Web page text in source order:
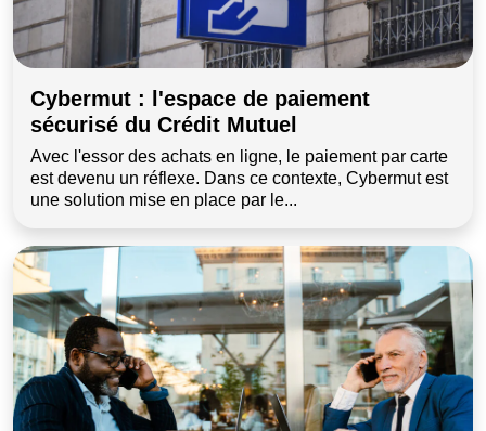
Cybermut : l'espace de paiement
sécurisé du Crédit Mutuel
Avec l'essor des achats en ligne, le paiement par carte
est devenu un réflexe. Dans ce contexte, Cybermut est
une solution mise en place par le...